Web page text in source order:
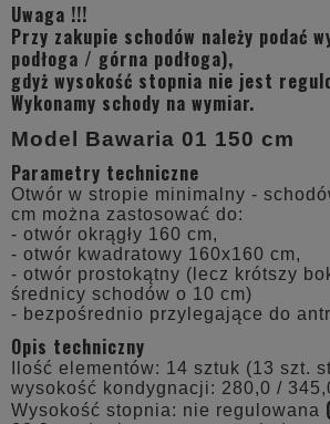
Uwaga !!!
Przy zakupie schodów należy podać
podłoga / górna podłoga),
gdyż wysokość stopnia nie jest
Wykonamy schody na wymiar.
Model Bawaria 01 150 cm
Parametry techniczne
Otwór w stropie minimalny -
cm można zastosować do:
- otwór okrągły 160 cm,
- otwór kwadratowy 160x160 cm,
- otwór prostokątny (lecz krótszy
średnicy schodów o 10 cm)
- bezpośrednio przylegające do
Opis techniczny
Ilość elementów: 14 sztuk (13 szt.
wysokość kondygnacji: 280,0 /
Wysokość stopnia: nie regulowana